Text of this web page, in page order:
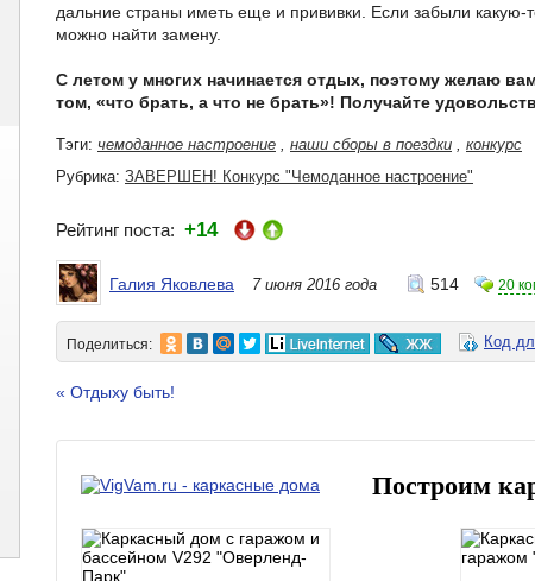
дальние страны иметь еще и прививки. Если забыли
можно найти замену.
С летом у многих начинается отдых, поэтому желаю
том, «что брать, а что не брать»! Получайте
Тэги: чемоданное настроение , наши сборы в поездки , конкурс
Рубрика: ЗАВЕРШЕН! Конкурс "Чемоданное настроение"
Рейтинг поста: +14
Галия Яковлева 7 июня 2016 года 514 20
Поделиться: Код
« Отдыху быть!
Построим